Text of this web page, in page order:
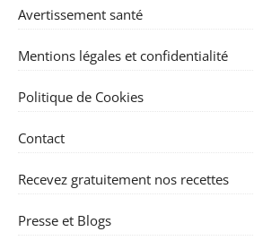
Avertissement santé
Mentions légales et confidentialité
Politique de Cookies
Contact
Recevez gratuitement nos recettes
Presse et Blogs